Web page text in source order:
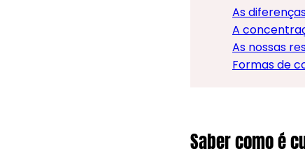
As
A
As nossas
Formas de
Saber como é